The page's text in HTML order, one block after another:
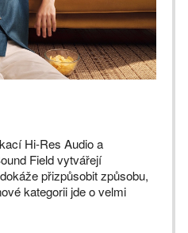
Hi-Res Audio a
Field vytvářejí
přizpůsobit způsobu,
kategorii jde o velmi